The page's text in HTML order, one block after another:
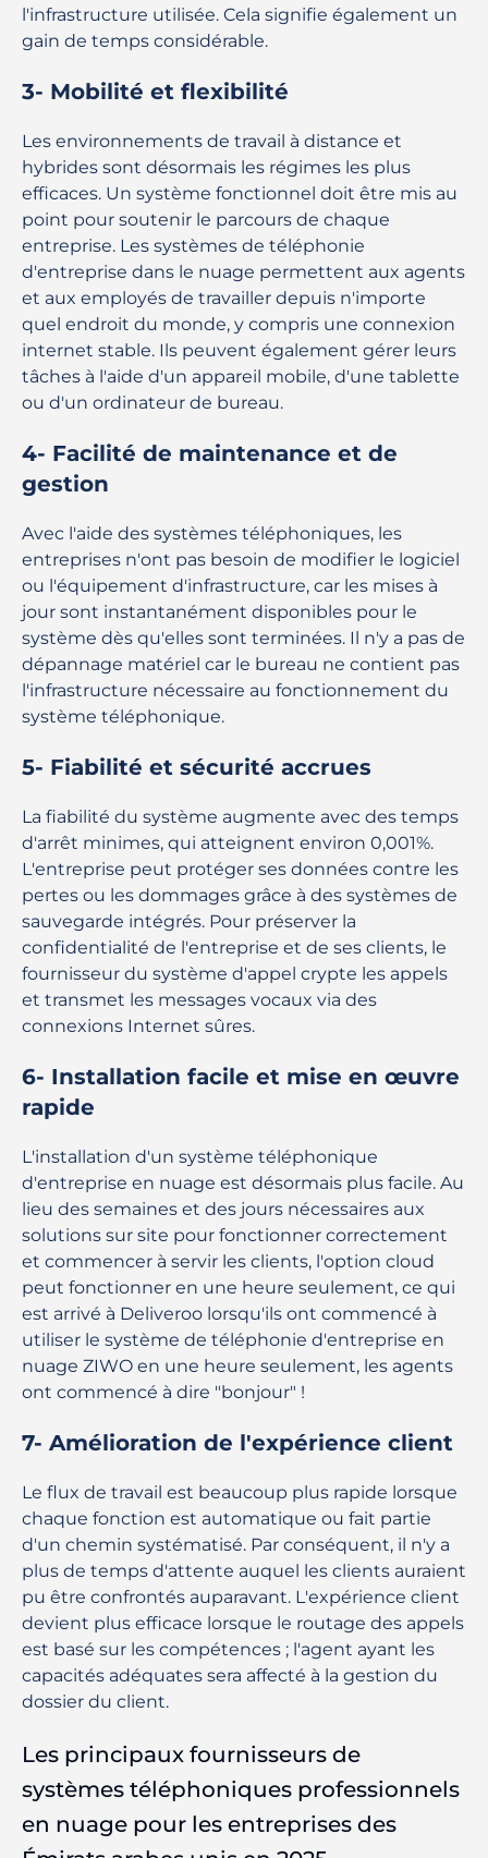
l'infrastructure utilisée. Cela signifie également un
gain de temps considérable.
3- Mobilité et flexibilité
Les environnements de travail à distance et
hybrides sont désormais les régimes les plus
efficaces. Un système fonctionnel doit être mis au
point pour soutenir le parcours de chaque
entreprise. Les systèmes de téléphonie
d'entreprise dans le nuage permettent aux agents
et aux employés de travailler depuis n'importe
quel endroit du monde, y compris une connexion
internet stable. Ils peuvent également gérer leurs
tâches à l'aide d'un appareil mobile, d'une tablette
ou d'un ordinateur de bureau.
4- Facilité de maintenance et de
gestion
Avec l'aide des systèmes téléphoniques, les
entreprises n'ont pas besoin de modifier le logiciel
ou l'équipement d'infrastructure, car les mises à
jour sont instantanément disponibles pour le
système dès qu'elles sont terminées. Il n'y a pas de
dépannage matériel car le bureau ne contient pas
l'infrastructure nécessaire au fonctionnement du
système téléphonique.
5- Fiabilité et sécurité accrues
La fiabilité du système augmente avec des temps
d'arrêt minimes, qui atteignent environ 0,001%.
L'entreprise peut protéger ses données contre les
pertes ou les dommages grâce à des systèmes de
sauvegarde intégrés. Pour préserver la
confidentialité de l'entreprise et de ses clients, le
fournisseur du système d'appel crypte les appels
et transmet les messages vocaux via des
connexions Internet sûres.
6- Installation facile et mise en œuvre
rapide
L'installation d'un système téléphonique
d'entreprise en nuage est désormais plus facile. Au
lieu des semaines et des jours nécessaires aux
solutions sur site pour fonctionner correctement
et commencer à servir les clients, l'option cloud
peut fonctionner en une heure seulement, ce qui
est arrivé à Deliveroo lorsqu'ils ont commencé à
utiliser le système de téléphonie d'entreprise en
nuage ZIWO en une heure seulement, les agents
ont commencé à dire "bonjour" !
7- Amélioration de l'expérience client
Le flux de travail est beaucoup plus rapide lorsque
chaque fonction est automatique ou fait partie
d'un chemin systématisé. Par conséquent, il n'y a
plus de temps d'attente auquel les clients auraient
pu être confrontés auparavant. L'expérience client
devient plus efficace lorsque le routage des appels
est basé sur les compétences ; l'agent ayant les
capacités adéquates sera affecté à la gestion du
dossier du client.
Les principaux fournisseurs de
systèmes téléphoniques professionnels
en nuage pour les entreprises des